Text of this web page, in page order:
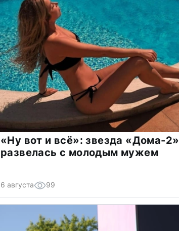
«Ну вот и всё»: звезда «Дома-2»
развелась с молодым мужем
6 августа 99